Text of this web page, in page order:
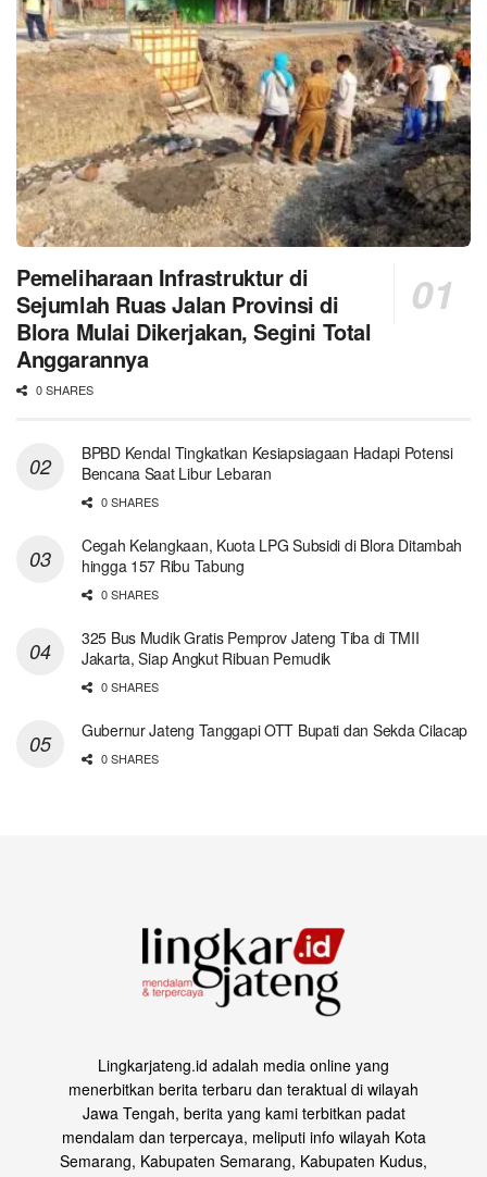
Pemeliharaan Infrastruktur di
Sejumlah Ruas Jalan Provinsi di
Blora Mulai Dikerjakan, Segini Total
Anggarannya
0 SHARES
BPBD Kendal Tingkatkan Kesiapsiagaan Hadapi Potensi
Bencana Saat Libur Lebaran
0 SHARES
Cegah Kelangkaan, Kuota LPG Subsidi di Blora Ditambah
hingga 157 Ribu Tabung
0 SHARES
325 Bus Mudik Gratis Pemprov Jateng Tiba di TMII
Jakarta, Siap Angkut Ribuan Pemudik
0 SHARES
Gubernur Jateng Tanggapi OTT Bupati dan Sekda Cilacap
0 SHARES
Lingkarjateng.id adalah media online yang
menerbitkan berita terbaru dan teraktual di wilayah
Jawa Tengah, berita yang kami terbitkan padat
mendalam dan terpercaya, meliputi info wilayah Kota
Semarang, Kabupaten Semarang, Kabupaten Kudus,